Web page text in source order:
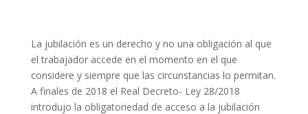
La jubilación es un derecho y no una obligación al que
el trabajador accede en el momento en el que
considere y siempre que las circunstancias lo permitan.
A finales de 2018 el Real Decreto- Ley 28/2018
introdujo la obligatoriedad de acceso a la jubilación